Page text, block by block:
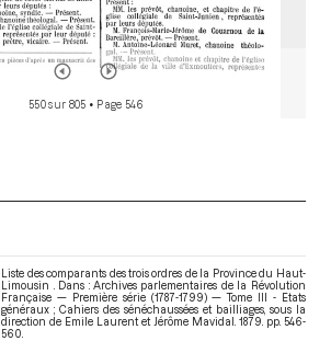
550 sur 805 • Page 546
Liste des comparants des trois ordres de la Province du Haut-
Limousin . Dans : Archives parlementaires de la Révolution
Française — Première série (1787-1799) — Tome III - Etats
généraux ; Cahiers des sénéchaussées et bailliages, sous la
direction de Emile Laurent et Jérôme Mavidal. 1879. pp. 546-
560.